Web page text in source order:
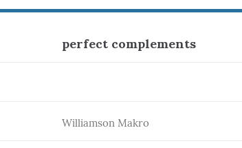
perfect complements
Williamson Makro